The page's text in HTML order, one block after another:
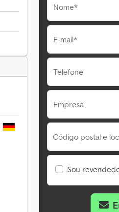
Nome*
E-mail*
Telefone
Empresa
Código postal e
Sou